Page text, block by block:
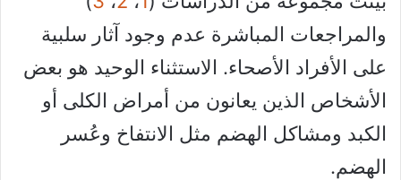
والمراجعات المباشرة عدم وجود آثار سلبية
على الأفراد الأصحاء. الاستثناء الوحيد هو بعض
الأشخاص الذين يعانون من أمراض الكلى أو
الكبد ومشاكل الهضم مثل الانتفاخ وعُسر
الهضم.